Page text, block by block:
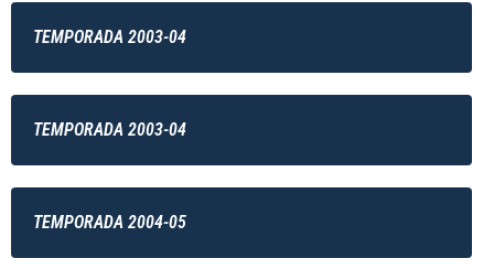
TEMPORADA 2003-04
TEMPORADA 2003-04
TEMPORADA 2004-05